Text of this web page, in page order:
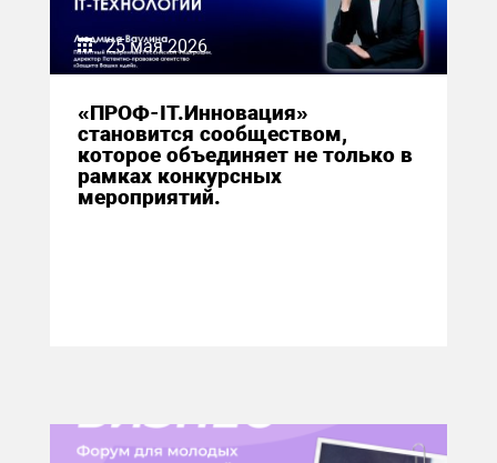
25 мая 2026
«ПРОФ-IT.Инновация»
становится сообществом,
которое объединяет не только в
рамках конкурсных
мероприятий.